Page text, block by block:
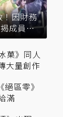
！因財務
成員未
菓》同人
大量創作
區零》
滿